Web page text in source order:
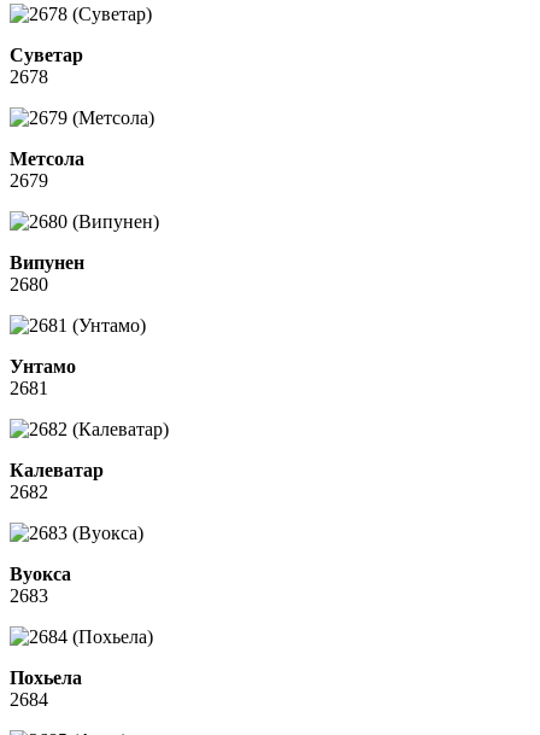
Суветар
2678
Метсола
2679
Випунен
2680
Унтамо
2681
Калеватар
2682
Вуокса
2683
Похьела
2684